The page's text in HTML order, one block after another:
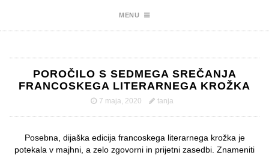
MENU
POROČILO S SEDMEGA SREČANJA
FRANCOSKEGA LITERARNEGA KROŽKA
7 maja, 2020 tanja
Posebna, dijaška edicija francoskega literarnega krožka je
potekala v majhni, a zelo zgovorni in prijetni zasedbi. Znameniti